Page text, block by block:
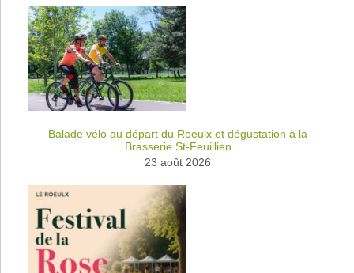
Balade vélo au départ du Roeulx et dégustation à la
Brasserie St-Feuillien
23 août 2026